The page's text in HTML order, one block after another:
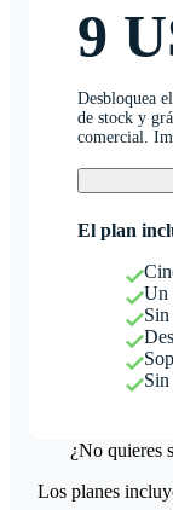
9
Desbloquea
de stock y
comercial.
El plan
Un
¿No quieres
Los planes